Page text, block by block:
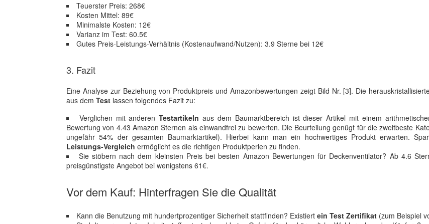
Teuerster Preis: 268€
Kosten Mittel: 89€
Minimalste Kosten: 12€
Varianz im Test: 60.5€
Gutes Preis-Leistungs-Verhältnis (Kostenaufwand/Nutzen): 3.9 Sterne bei 12€
3. Fazit
Eine Analyse zur Beziehung von Produktpreis und Amazonbewertungen zeigt Bild Nr. [3]. Die
aus dem Test lassen folgendes Fazit zu:
Verglichen mit anderenTestartikeln aus dem Baumarktbereich ist dieser Artikel mit einem
Bewertung von 4.43 Amazon Sternen als einwandfrei zu bewerten. Die Beurteilung genügt für die zweitbeste
ungefähr 54% der gesamten Baumarktartikel). Hierbei kann man ein hochwertiges Produkt erwarten.
Leistungs-Vergleich ermöglicht es die richtigen Produktperlen zu finden.
Sie stöbern nach dem kleinsten Preis bei besten Amazon Bewertungen für Deckenventilator? Ab 4.6
preisgünstigste Angebot bei wenigstens 61€.
Vor dem Kauf: Hinterfragen Sie die Qualität
Kann die Benutzung mit hundertprozentiger Sicherheit stattfinden? Existiert ein Test Zertifikat (zum Beispiel